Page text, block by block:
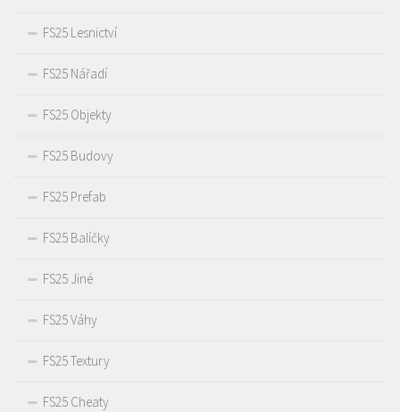
FS25 Lesnictví
FS25 Nářadí
FS25 Objekty
FS25 Budovy
FS25 Prefab
FS25 Balíčky
FS25 Jiné
FS25 Váhy
FS25 Textury
FS25 Cheaty